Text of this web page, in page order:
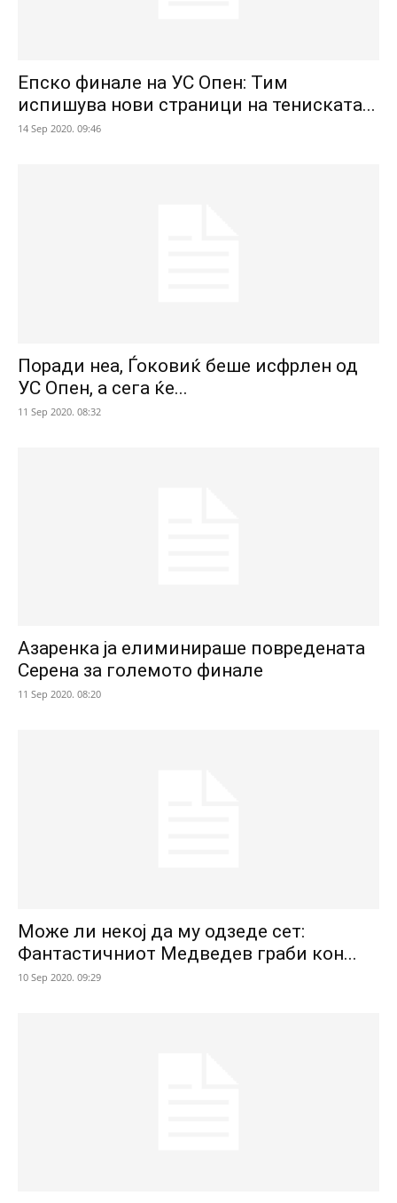
Епско финале на УС Опен: Тим
испишува нови страници на тениската...
14 Sep 2020. 09:46
Поради неа, Ѓоковиќ беше исфрлен од
УС Опен, а сега ќе...
11 Sep 2020. 08:32
Азаренка ја елиминираше повредената
Серена за големото финале
11 Sep 2020. 08:20
Може ли некој да му одзеде сет:
Фантастичниот Медведев граби кон...
10 Sep 2020. 09:29